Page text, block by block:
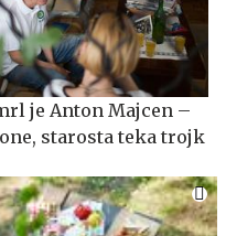
je Anton Majcen –
starosta teka trojk